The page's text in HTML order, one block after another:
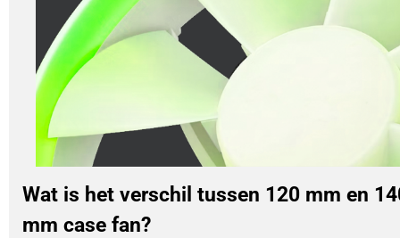
Wat is het verschil tussen 120 mm en
mm case fan?